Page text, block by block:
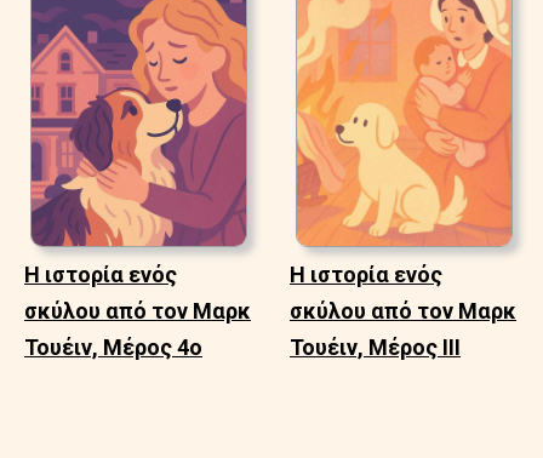
Η ιστορία ενός
σκύλου από τον Μαρκ
Τουέιν, Μέρος 4ο
Η ιστορία ενός
σκύλου από τον Μαρκ
Τουέιν, Μέρος ΙΙΙ